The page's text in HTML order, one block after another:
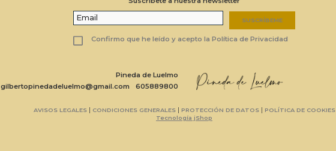
SUSCRÍBEME
Confirmo que he leído y acepto la Política de Privacidad
Pineda de Luelmo
gilbertopinedadeluelmo@gmail.com
605889800
AVISOS LEGALES| CONDICIONES GENERALES| PROTECCIÓN DE DATOS| POLÍTICA DE COOKIES
Tecnología jShop